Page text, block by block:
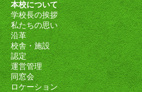
本校について
学校長の挨拶
私たちの思い
沿革
校舎・施設
認定
運営管理
同窓会
ロケーション